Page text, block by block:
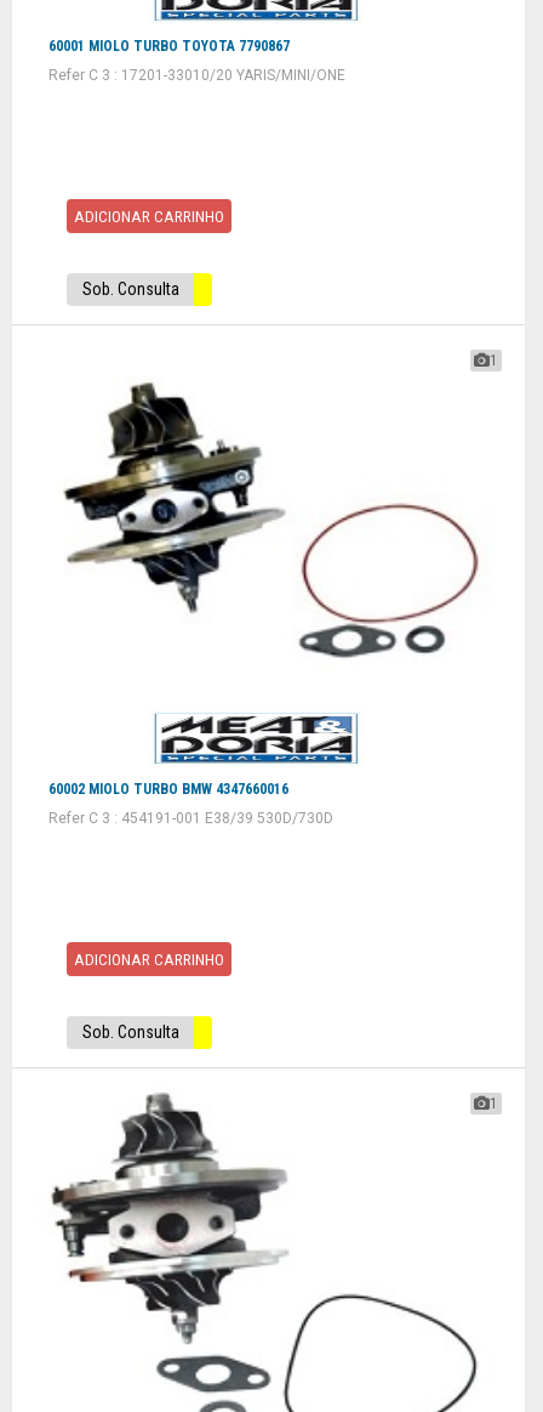
60001 MIOLO TURBO TOYOTA 7790867
Refer C 3 : 17201-33010/20 YARIS/MINI/ONE
ADICIONAR CARRINHO
Sob. Consulta
1
60002 MIOLO TURBO BMW 4347660016
Refer C 3 : 454191-001 E38/39 530D/730D
ADICIONAR CARRINHO
Sob. Consulta
1